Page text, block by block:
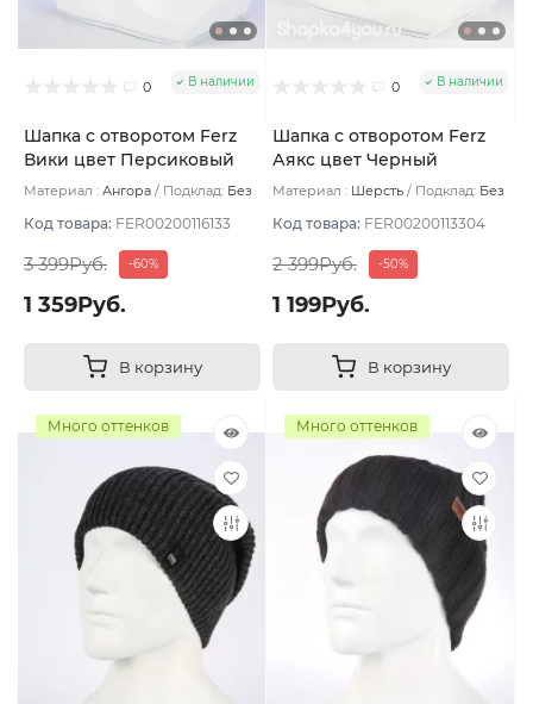
0 В наличии
Шапка с отворотом Ferz
Вики цвет Персиковый
Материал : Ангора Подклад: Без
Код товара: FER00200116133
3 399Руб. -60%
1 359Руб.
В корзину
0 В наличии
Шапка с отворотом Ferz
Аякс цвет Черный
Материал : Шерсть Подклад: Без
Код товара: FER00200113304
2 399Руб. -50%
1 199Руб.
В корзину
Много оттенков Много оттенков